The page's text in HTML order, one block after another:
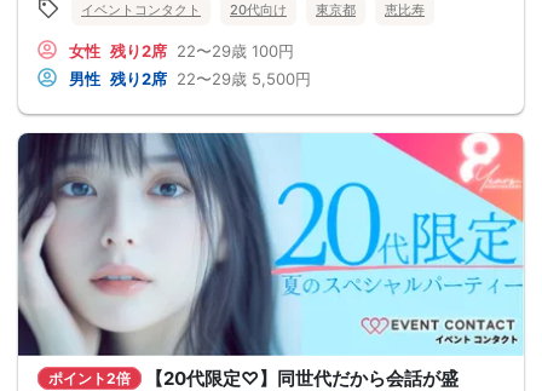
イベントコンタクト 20代向け 東京都 恵比寿
女性 残り2席 22〜29歳 100円
男性 残り2席 22〜29歳 5,500円
ポイント2倍
【20代限定♡】同世代だから会話が盛